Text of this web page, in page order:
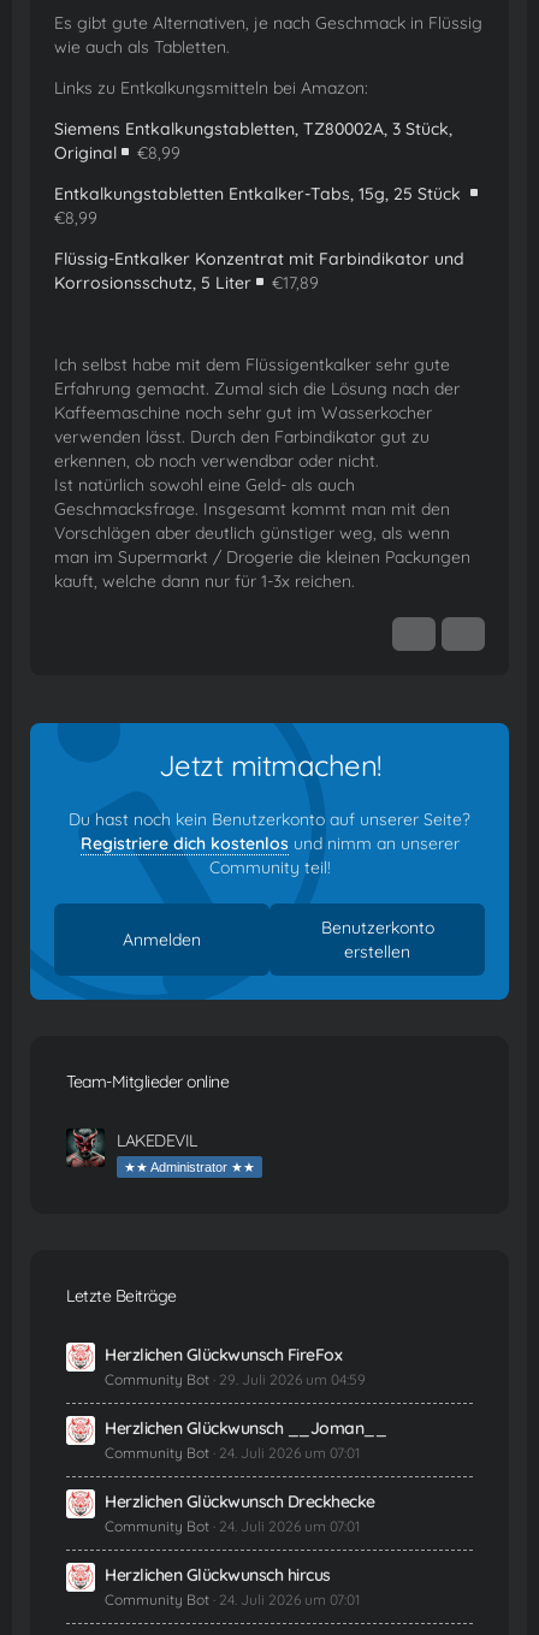
Es gibt gute Alternativen, je nach Geschmack in Flüssig
wie auch als Tabletten.
Links zu Entkalkungsmitteln bei Amazon:
Siemens Entkalkungstabletten, TZ80002A, 3 Stück,
Original
€8,99
Entkalkungstabletten Entkalker-Tabs, 15g, 25 Stück
€8,99
Flüssig-Entkalker Konzentrat mit Farbindikator und
Korrosionsschutz, 5 Liter
€17,89
Ich selbst habe mit dem Flüssigentkalker sehr gute
Erfahrung gemacht. Zumal sich die Lösung nach der
Kaffeemaschine noch sehr gut im Wasserkocher
verwenden lässt. Durch den Farbindikator gut zu
erkennen, ob noch verwendbar oder nicht.
Ist natürlich sowohl eine Geld- als auch
Geschmacksfrage. Insgesamt kommt man mit den
Vorschlägen aber deutlich günstiger weg, als wenn
man im Supermarkt / Drogerie die kleinen Packungen
kauft, welche dann nur für 1-3x reichen.
Jetzt mitmachen!
Du hast noch kein Benutzerkonto auf unserer Seite?
Registriere dich kostenlos und nimm an unserer
Community teil!
Benutzerkonto
erstellen
Anmelden
Team-Mitglieder online
LAKEDEVIL
★★ Administrator ★★
Letzte Beiträge
Herzlichen Glückwunsch FireFox
Community Bot 29. Juli 2026 um 04:59
Herzlichen Glückwunsch __Joman__
Community Bot 24. Juli 2026 um 07:01
Herzlichen Glückwunsch Dreckhecke
Community Bot 24. Juli 2026 um 07:01
Herzlichen Glückwunsch hircus
Community Bot 24. Juli 2026 um 07:01